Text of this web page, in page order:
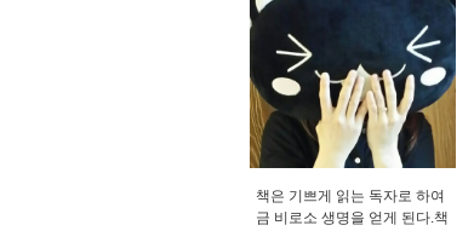
책은 기쁘게 읽는 독자로 하여
금 비로소 생명을 얻게 된다.책